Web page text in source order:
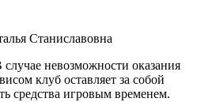
Станиславовна
случае невозможности оказания
клуб оставляет за собой
средства игровым временем.